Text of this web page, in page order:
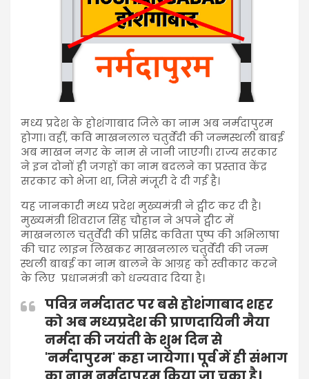
मध्य प्रदेश के होशंगाबाद जिले का नाम अब नर्मदापुरम
होगा। वहीं, कवि माखनलाल चतुर्वेदी की जन्मस्थली बाबई
अब माखन नगर के नाम से जानी जाएगी। राज्य सरकार
ने इन दोनों ही जगहों का नाम बदलने का प्रस्ताव केंद्र
सरकार को भेजा था, जिसे मंजूरी दे दी गई है।
यह जानकारी मध्य प्रदेश मुख्यमंत्री ने ट्वीट कर दी है।
मुख्यमंत्री शिवराज सिंह चौहान ने अपने ट्वीट में
माखनलाल चतुर्वेदी की प्रसिद्द कविता पुष्प की अभिलाषा
की चार लाइन लिखकर माखनलाल चतुर्वेदी की जन्म
स्थली बाबई का नाम बालने के आग्रह को स्वीकार करने
के लिए प्रधानमंत्री को धन्यवाद दिया है।
पवित्र नर्मदातट पर बसे होशंगाबाद शहर
को अब मध्यप्रदेश की प्राणदायिनी मैया
नर्मदा की जयंती के शुभ दिन से
'नर्मदापुरम' कहा जायेगा। पूर्व में ही संभाग